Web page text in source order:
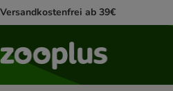
Versandkostenfrei ab 39€